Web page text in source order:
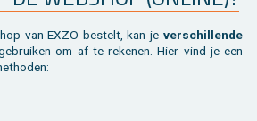
van EXZO be­stelt, kan je ver­schil­len­de
om af te re­ke­nen. Hier vind je een